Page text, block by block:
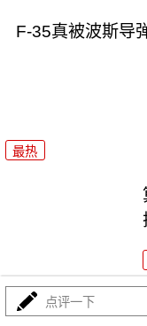
F-35真被波斯导
最热
一张图让印度陷
点评一下